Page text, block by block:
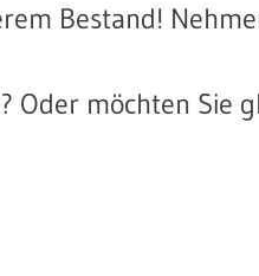
Bestand!
? Oder möchten Sie